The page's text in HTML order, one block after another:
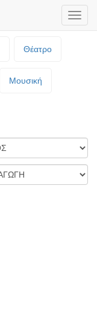
Θέατρο
Μουσική